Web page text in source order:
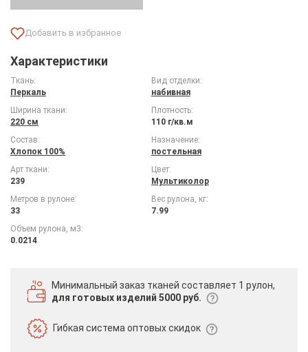
Характеристики
Ткань:
Перкаль
Вид отделки:
набивная
Ширина ткани:
220 см
Плотность:
110 г/кв.м
Состав:
Хлопок 100%
Назначение:
постельная
Арт ткани:
239
Цвет:
Мультиколор
Метров в рулоне:
33
Вес рулона, кг:
7.99
Объем рулона, м3:
0.0214
Минимальный заказ тканей составляет 1 рулон,
для готовых изделий 5000 руб.
Гибкая системаоптовых скидок